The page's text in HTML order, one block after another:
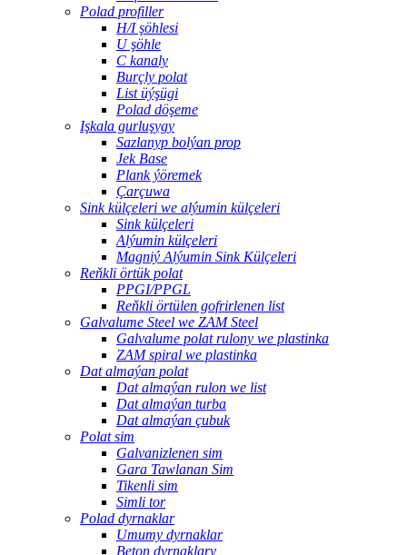
Polad profiller
H/I şöhlesi
U şöhle
C kanaly
Burçly polat
List üýşügi
Polad döşeme
Işkala gurluşygy
Sazlanyp bolýan prop
Jek Base
Plank ýöremek
Çarçuwa
Sink külçeleri we alýumin külçeleri
Sink külçeleri
Alýumin külçeleri
Magniý Alýumin Sink Külçeleri
Reňkli örtük polat
PPGI/PPGL
Reňkli örtülen gofrirlenen list
Galvalume Steel we ZAM Steel
Galvalume polat rulony we plastinka
ZAM spiral we plastinka
Dat almaýan polat
Dat almaýan rulon we list
Dat almaýan turba
Dat almaýan çubuk
Polat sim
Galvanizlenen sim
Gara Tawlanan Sim
Tikenli sim
Simli tor
Polad dyrnaklar
Umumy dyrnaklar
Beton dyrnaklary